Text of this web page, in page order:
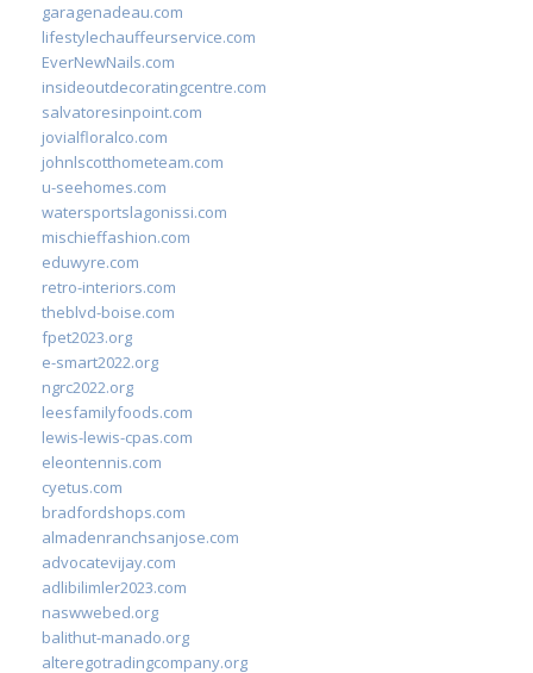
garagenadeau.com
lifestylechauffeurservice.com
EverNewNails.com
insideoutdecoratingcentre.com
salvatoresinpoint.com
jovialfloralco.com
johnlscotthometeam.com
u-seehomes.com
watersportslagonissi.com
mischieffashion.com
eduwyre.com
retro-interiors.com
theblvd-boise.com
fpet2023.org
e-smart2022.org
ngrc2022.org
leesfamilyfoods.com
lewis-lewis-cpas.com
eleontennis.com
cyetus.com
bradfordshops.com
almadenranchsanjose.com
advocatevijay.com
adlibilimler2023.com
naswwebed.org
balithut-manado.org
alteregotradingcompany.org